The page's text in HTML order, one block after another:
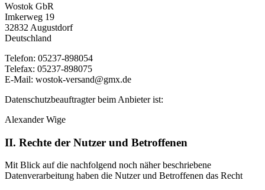
Wostok GbR
Imkerweg 19
32832 Augustdorf
Deutschland
Telefon: 05237-898054
Telefax: 05237-898075
E-Mail: wostok-versand@gmx.de
Datenschutzbeauftragter beim Anbieter ist:
Alexander Wige
II. Rechte der Nutzer und Betroffenen
Mit Blick auf die nachfolgend noch näher beschriebene
Datenverarbeitung haben die Nutzer und Betroffenen das Recht